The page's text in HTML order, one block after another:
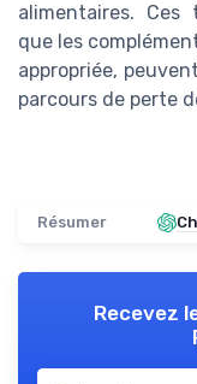
alimentaires. Ces
que les
appropriée,
parcours de perte
Résumer
Recevez